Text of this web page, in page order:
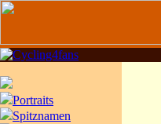
Portraits
Spitznamen